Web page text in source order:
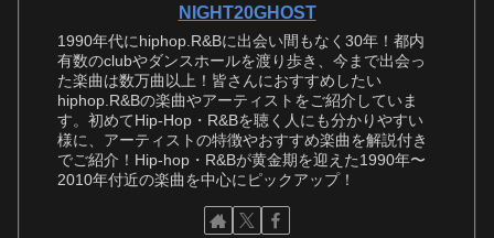
NIGHT20GHOST
1990年代にhiphop.R&Bに出会い間もなく30年！都内
有数のclubやダンスホールを渡り歩き、今まで出会っ
た楽曲は数万曲以上！皆さんにおすすめしたい
hiphop.R&Bの楽曲やアーティストをご紹介していま
す。初めてHip-Hop・R&Bを聴く人にも分かりやすい
様に、アーティストの特徴やおすすめ楽曲を解説付き
でご紹介！Hip-hop・R&Bが黄金期を迎えた1990年〜
2010年付近の楽曲を中心にピックアップ！